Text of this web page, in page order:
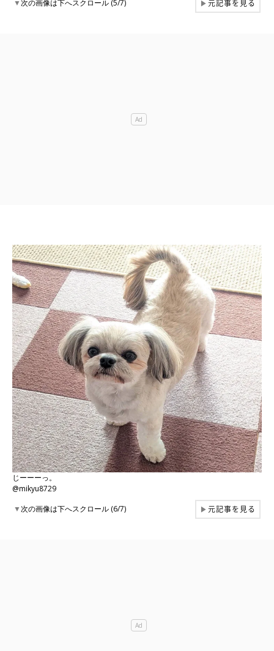
▼次の画像は下へスクロール (5/7) ▶元記事を見る
じーーーっ。
@mikyu8729
▼次の画像は下へスクロール (6/7) ▶元記事を見る